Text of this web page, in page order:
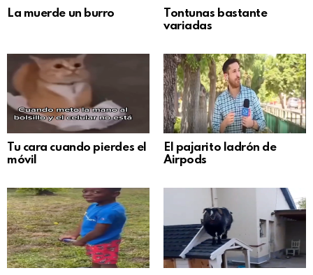
La muerde un burro
Tontunas bastante
variadas
Tu cara cuando pierdes el
móvil
El pajarito ladrón de
Airpods